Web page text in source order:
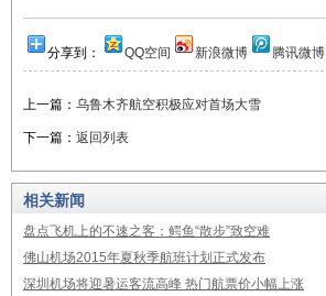
分享到： QQ空间 新浪微博 腾讯微博
上一篇： 乌鲁木齐航空积极应对首场大雪
下一篇： 返回列表
相关新闻
盘点飞机上的不速之客：鳄鱼“散步”致空难
佛山机场2015年夏秋季航班计划正式发布
深圳机场将迎暑运客流高峰 热门航票价小幅上涨